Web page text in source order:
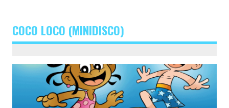
COCO LOCO (MINIDISCO)